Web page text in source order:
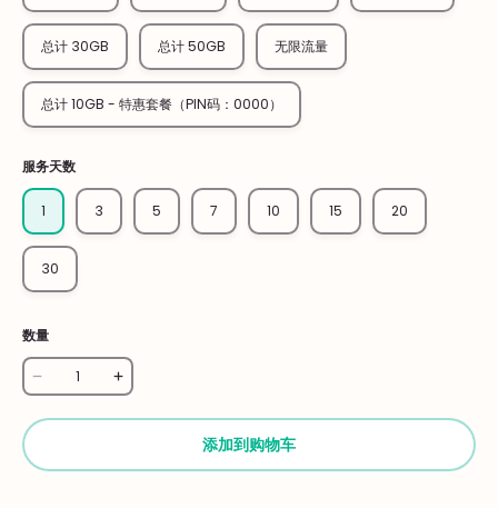
总计 30GB 总计 50GB 无限流量
总计 10GB - 特惠套餐（PIN码：0000）
服务天数
1 3 5 7 10 15 20
30
数量
添加到购物车